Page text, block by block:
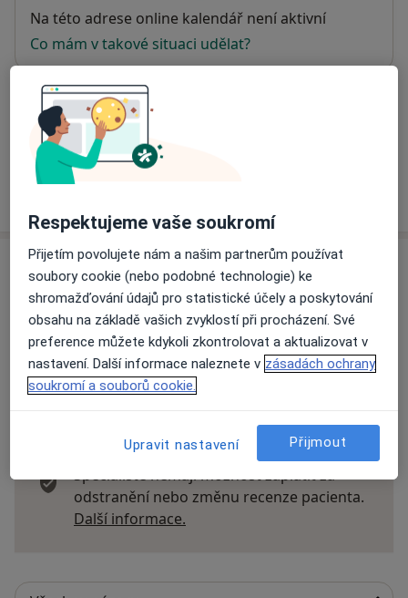
Dostupnost
Na této adrese online kalendář není aktivní
Co mám v takové situaci udělat?
Způsoby platby (soukromé návštěvy)
Na teto adrese lékař přijímá pacienty na pojišťovnu
Detaily
Názory
Přidejte svůj názor
51 názorů
Recenze pacientů jsou pro nás důležité.
Specialisté nemají možnost zaplatit za
odstranění nebo změnu recenze pacienta.
Další informace.
Respektujeme vaše soukromí
Přijetím povolujete nám a našim partnerům používat
soubory cookie (nebo podobné technologie) ke
shromažďování údajů pro statistické účely a poskytování
obsahu na základě vašich zvyklostí při procházení. Své
preference můžete kdykoli zkontrolovat a aktualizovat v
nastavení. Další informace naleznete v zásadách ochrany
soukromí a souborů cookie.
Upravit nastavení Přijmout